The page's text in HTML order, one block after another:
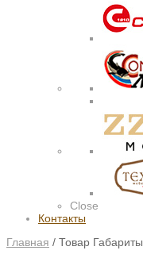
Close
Контакты
Главная / Товар Габариты